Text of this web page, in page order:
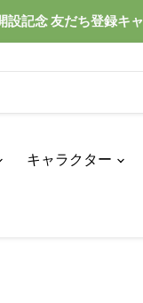
設記念 友だち登録キ
キャラクター